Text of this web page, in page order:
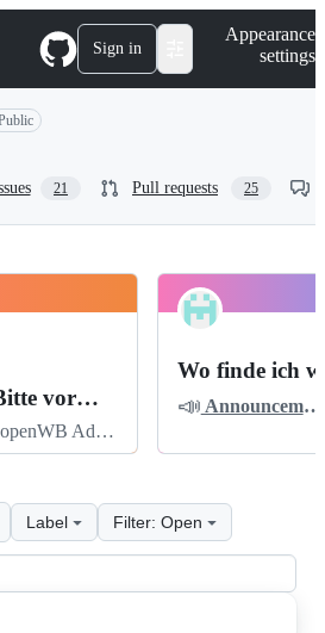
Sign in
Appearance
settings
21 Pull requests 25
vor
openWB Admin
Wo finde ich
📣 Announcements
Label Filter: Open